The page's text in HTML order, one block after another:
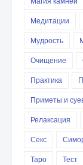
Медитации
Мудрость
Очищение
Практика
Приметы и
Релаксация
Секс
Таро
Тест